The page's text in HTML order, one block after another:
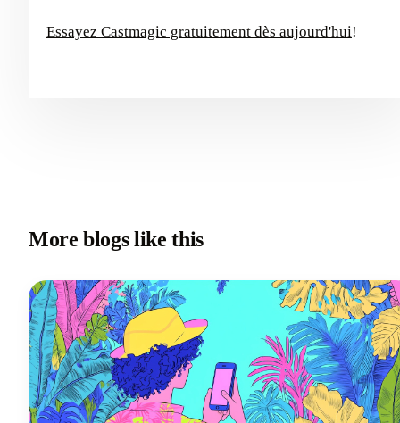
Essayez Castmagic gratuitement dès aujourd'hui!
More blogs like this